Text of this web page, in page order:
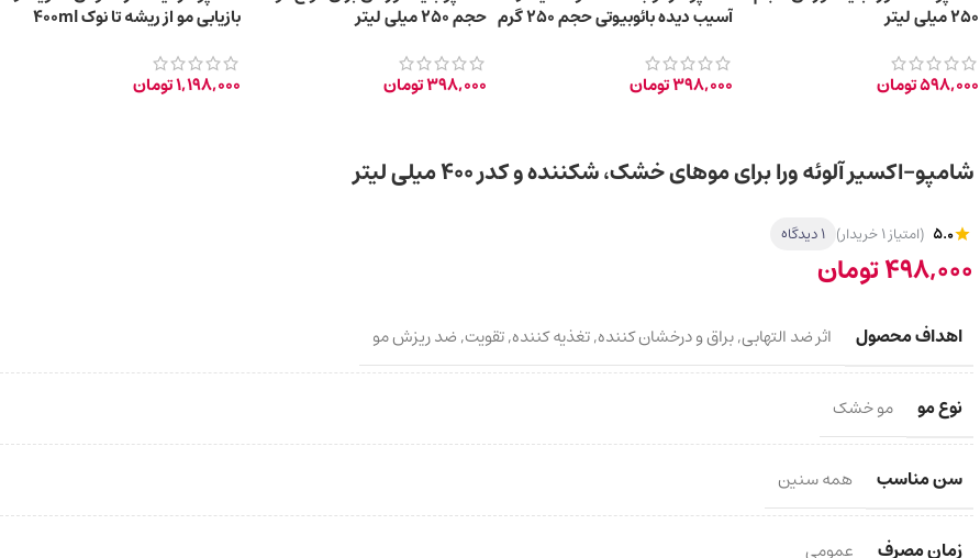
250 میلی لیتر
598,000تومان
آسیب دیده بائوبیوتی حجم 250 گرم
398,000تومان
حجم 250 میلی لیتر
398,000تومان
بازیابی مو از ریشه تا نوک 400ml
1,198,000تومان
شامپو-اکسیر آلوئه ورا برای موهای خشک، شکننده و کدر 400 میلی لیتر
5.0 (امتیاز 1 خریدار) 1 دیدگاه
498,000تومان
اهداف محصول اثر ضد التهابی,براق و درخشان کننده,تغذیه کننده,تقویت,ضد ریزش مو
نوع مو مو خشک
سن مناسب همه سنین
زمان مصرف عمومی